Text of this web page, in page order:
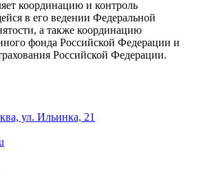
координацию и контроль
в его ведении Федеральной
а также координацию
фонда Российской Федерации и
Российской Федерации.
ул. Ильинка, 21